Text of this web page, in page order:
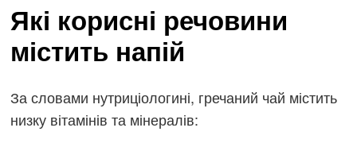
Які корисні речовини
містить напій
За словами нутриціологині, гречаний чай містить
низку вітамінів та мінералів: